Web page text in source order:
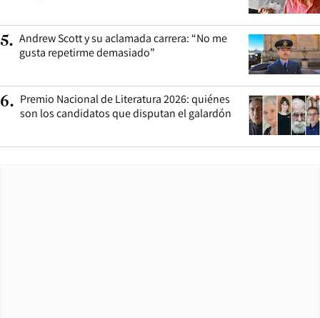
5. Andrew Scott y su aclamada carrera: “No me
gusta repetirme demasiado”
6. Premio Nacional de Literatura 2026: quiénes
son los candidatos que disputan el galardón